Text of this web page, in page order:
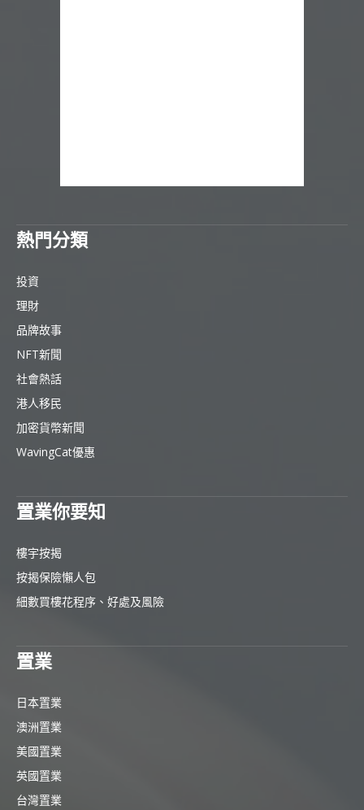
熱門分類
投資
理財
品牌故事
NFT新聞
社會熱話
港人移民
加密貨幣新聞
WavingCat優惠
置業你要知
樓宇按揭
按揭保險懶人包
細數買樓花程序、好處及風險
置業
日本置業
澳洲置業
美國置業
英國置業
台灣置業